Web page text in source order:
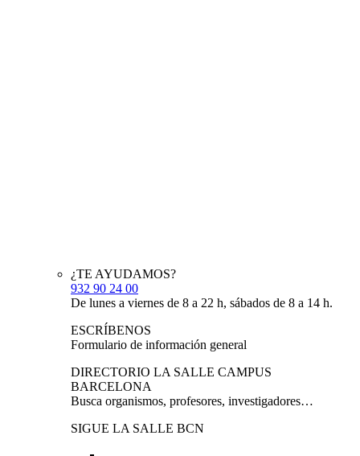
¿TE AYUDAMOS?
932 90 24 00
De lunes a viernes de 8 a 22 h, sábados de 8 a 14 h.
ESCRÍBENOS
Formulario de información general
DIRECTORIO LA SALLE CAMPUS
BARCELONA
Busca organismos, profesores, investigadores…
SIGUE LA SALLE BCN